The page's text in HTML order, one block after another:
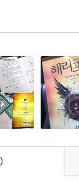
시 첫날은 ‘정말
『해리 포터』
』는 지금까지